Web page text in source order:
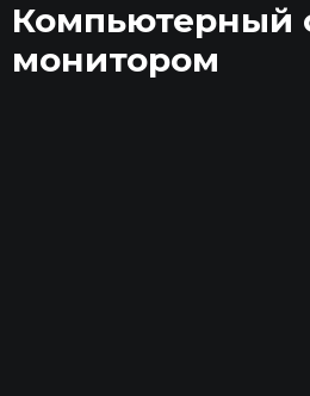
Компьютерный
монитором